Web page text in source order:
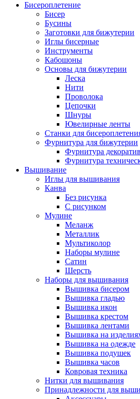
Бисероплетение
Бисер
Бусины
Заготовки для бижутерии
Иглы бисерные
Инструменты
Кабошоны
Основы для бижутерии
Леска
Нити
Проволока
Цепочки
Шнуры
Ювелирные ленты
Станки для
Фурнитура для бижутерии
Фурнитура
Фурнитура
Вышивание
Иглы для вышивания
Канва
Без рисунка
С рисунком
Мулине
Меланж
Металлик
Мультиколор
Наборы мулине
Сатин
Шерсть
Наборы для вышивания
Вышивка бисером
Вышивка гладью
Вышивка икон
Вышивка крестом
Вышивка лентами
Вышивка на
Вышивка на одежде
Вышивка подушек
Вышивка часов
Ковровая техника
Нитки для вышивания
Принадлежности для